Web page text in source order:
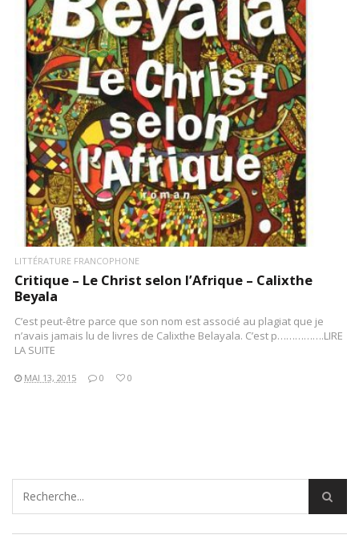
LIRE LA SUITE
LITTÉRATURE FRANCOPHONE
Critique – Le Christ selon l’Afrique – Calixthe
Beyala
C’est peut-être parce que son nom est associé au plagiat que je
n’avais jamais lu de livres de Calixthe Belayala. C’est p…………….LIRE
LA SUITE
MAI 13, 2015 0 0